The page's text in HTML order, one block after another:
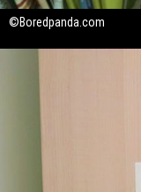
©Boredpanda.com